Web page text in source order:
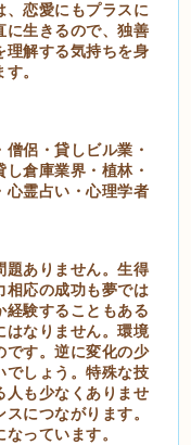
、恋愛にもプラスに
に生きるので、独善
理解する気持ちを身
。
侶・貸しビル業・
倉庫業界・植林・
心霊占い・心理学者
題ありません。生得
相応の成功も夢では
経験することもある
はなりません。環境
です。逆に変化の少
でしょう。特殊な技
人も少なくありませ
につながります。
っています。